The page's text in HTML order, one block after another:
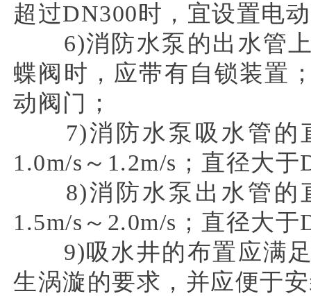
超过DN300时，宜设置电
6)消防水泵的出水管上
蝶阀时，应带有自锁装置
动阀门；
7)消防水泵吸水管的
1.0m/s～1.2m/s；直径大
8)消防水泵出水管的
1.5m/s～2.0m/s；直径大
9)吸水井的布置应满足
生涡漩的要求，并应便于